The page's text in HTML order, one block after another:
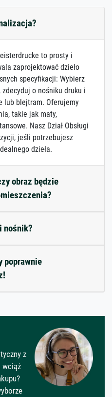
to prosty i
zaprojektować dzieło
specyfikacji: Wybierz
o nośniku druku i
lub blejtram. Oferujemy
takie jak maty,
Nasz Dział Obsługi
jeśli potrzebujesz
dzieła.
obraz będzie
nośnik?
poprawnie
z
wciąż